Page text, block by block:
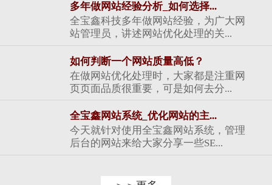
多年做网站经验分析_如何选择...
全宝鑫科技多年做网站经验，为广大网
站管理员，讲述网站优化处理的关...
如何判断一个网站质量高低？
在做网站优化处理时，大家都是注重网
页页面品质很重要，可是如何去分...
全宝鑫网站系统_优化网站的主...
今天就针对使用全宝鑫网站系统，管理
后台的网站来给大家分享一些SE...